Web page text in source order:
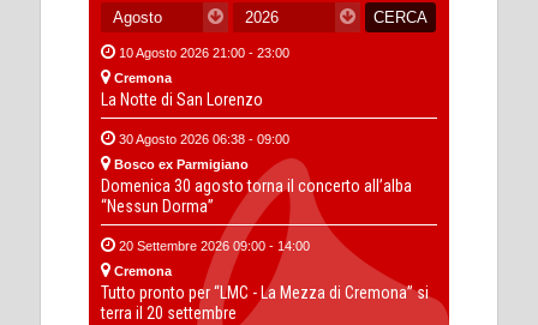
10 Agosto 2026 21:00 - 23:00
Cremona
La Notte di San Lorenzo
30 Agosto 2026 06:38 - 09:00
Bosco ex Parmigiano
Domenica 30 agosto torna il concerto all’alba
“Nessun Dorma”
20 Settembre 2026 09:00 - 14:00
Cremona
Tutto pronto per “LMC - La Mezza di Cremona” si
terra il 20 settembre